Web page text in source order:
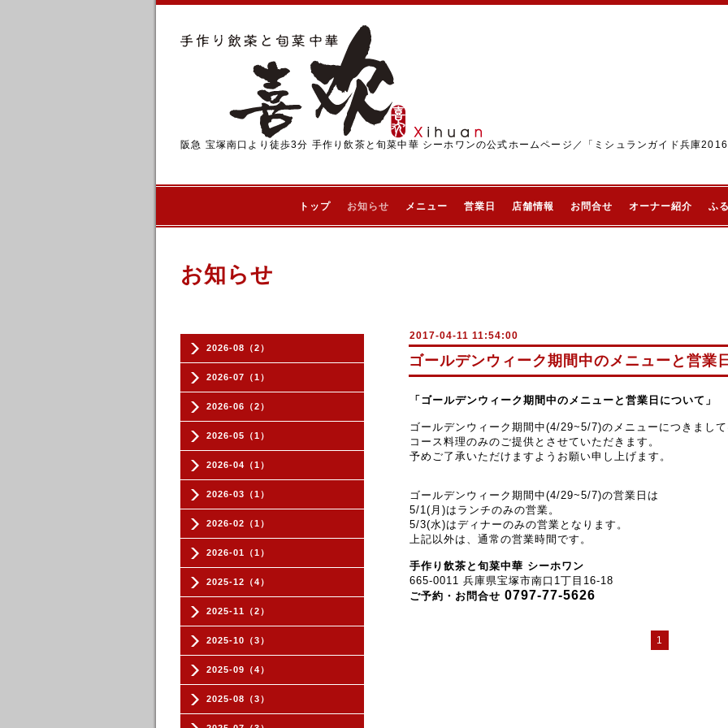
阪急 宝塚南口より徒歩3分 手作り飲茶と旬菜中華 シーホワンの公式ホームページ／「ミシュランガイド兵庫
トップ お知らせ メニュー 営業日 店舗情報 お問合せ オーナー紹介 ふ
2026-08（2）
2026-07（1）
2026-06（2）
2026-05（1）
2026-04（1）
2026-03（1）
2026-02（1）
2026-01（1）
2025-12（4）
2025-11（2）
2025-10（3）
2025-09（4）
2025-08（3）
お知らせ
2017-04-11 11:54:00
ゴールデンウィーク期間中のメニューと営業
「ゴールデンウィーク期間中のメニュー と営業日 について」
ゴールデンウィーク期間中(4/29~5/7)のメニューにつきまし
コース料理のみのご提供とさせていただきます。
予めご了承いただけますようお願い申し上げます。
ゴールデンウィーク期間中(4/29~5/7)の営業日は
5/1(月)はランチのみの営業。
5/3(水)はディナーのみの営業となります。
上記以外は、通常の営業時間です。
手作り飲茶と旬菜中華 シーホワン
665-0011 兵庫県宝塚市南口1丁目16-18
ご予約・お問合せ 0797-77-5626
1